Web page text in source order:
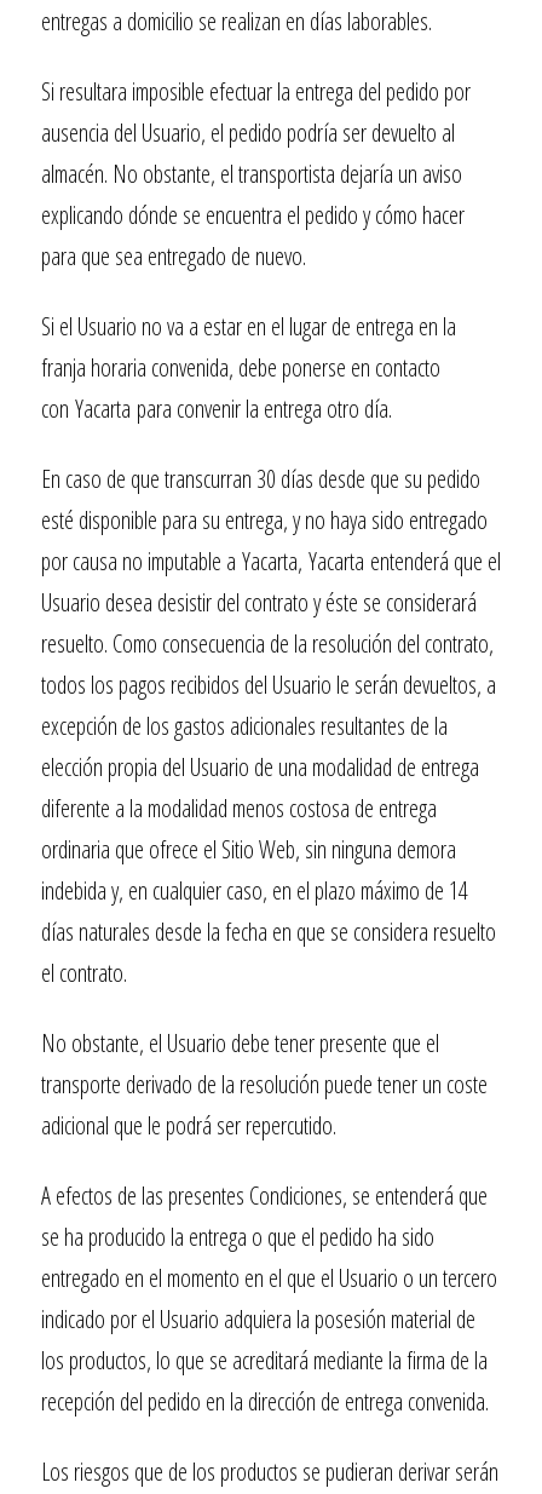
entregas a domicilio se realizan en días laborables.
Si resultara imposible efectuar la entrega del pedido por
ausencia del Usuario, el pedido podría ser devuelto al
almacén. No obstante, el transportista dejaría un aviso
explicando dónde se encuentra el pedido y cómo hacer
para que sea entregado de nuevo.
Si el Usuario no va a estar en el lugar de entrega en la
franja horaria convenida, debe ponerse en contacto
con Yacarta para convenir la entrega otro día.
En caso de que transcurran 30 días desde que su pedido
esté disponible para su entrega, y no haya sido entregado
por causa no imputable a Yacarta, Yacarta entenderá que el
Usuario desea desistir del contrato y éste se considerará
resuelto. Como consecuencia de la resolución del contrato,
todos los pagos recibidos del Usuario le serán devueltos, a
excepción de los gastos adicionales resultantes de la
elección propia del Usuario de una modalidad de entrega
diferente a la modalidad menos costosa de entrega
ordinaria que ofrece el Sitio Web, sin ninguna demora
indebida y, en cualquier caso, en el plazo máximo de 14
días naturales desde la fecha en que se considera resuelto
el contrato.
No obstante, el Usuario debe tener presente que el
transporte derivado de la resolución puede tener un coste
adicional que le podrá ser repercutido.
A efectos de las presentes Condiciones, se entenderá que
se ha producido la entrega o que el pedido ha sido
entregado en el momento en el que el Usuario o un tercero
indicado por el Usuario adquiera la posesión material de
los productos, lo que se acreditará mediante la firma de la
recepción del pedido en la dirección de entrega convenida.
Los riesgos que de los productos se pudieran derivar serán